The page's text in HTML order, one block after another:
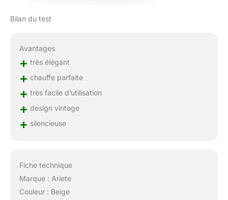
Bilan du test
Avantages
+ très élégant
+ chauffe parfaite
+ très facile d’utilisation
+ design vintage
+ silencieuse
Fiche technique
Marque : Ariete
Couleur : Beige